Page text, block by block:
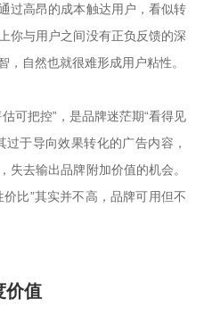
过高昂的成本触达用户，看似转
你与用户之间没有正负反馈的深
，自然也就很难形成用户粘性。
可把控”，是品牌迷茫期“看得见
于导向效果转化的广告内容，
失去输出品牌附加价值的机会。
比”其实并不高，品牌可用但不
价值